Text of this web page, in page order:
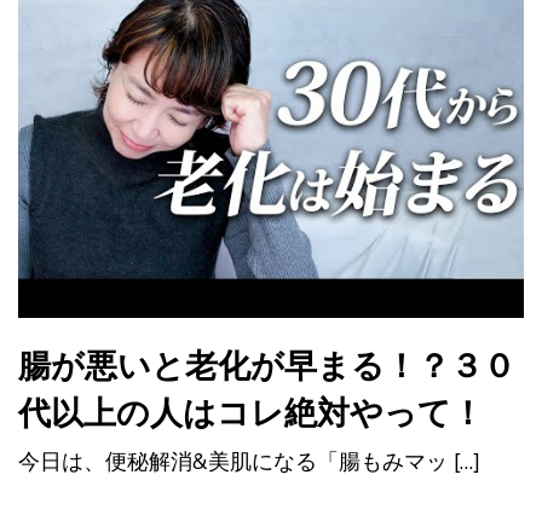
腸が悪いと老化が早まる！？３０
代以上の人はコレ絶対やって！
今日は、便秘解消&美肌になる「腸もみマッ […]